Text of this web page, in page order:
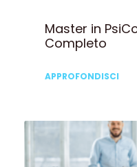
Master in
Completo
APPROFONDISCI